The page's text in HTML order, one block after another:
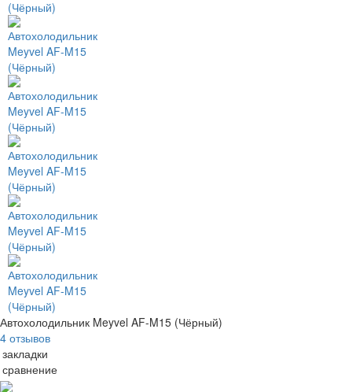
Автохолодильник Meyvel AF-M15 (Чёрный)
4 отзывов